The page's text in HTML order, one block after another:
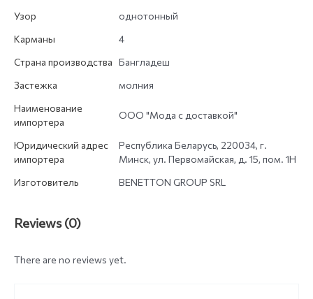
Узор
однотонный
Карманы
4
Страна производства Бангладеш
Застежка
молния
Наименование
импортера
ООО "Мода с доставкой"
Юридический адрес
импортера
Республика Беларусь, 220034, г.
Минск, ул. Первомайская, д. 15, пом. 1Н
Изготовитель
BENETTON GROUP SRL
Reviews (0)
There are no reviews yet.